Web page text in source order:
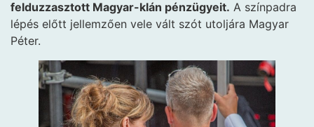
felduzzasztott Magyar-klán pénzügyeit. A színpadra
lépés előtt jellemzően vele vált szót utoljára Magyar
Péter.